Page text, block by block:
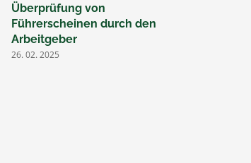
Überprüfung von
Führerscheinen durch den
Arbeitgeber
26. 02. 2025